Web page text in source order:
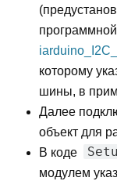
которому
шины, в
Далее
объект для
В коде
модулем